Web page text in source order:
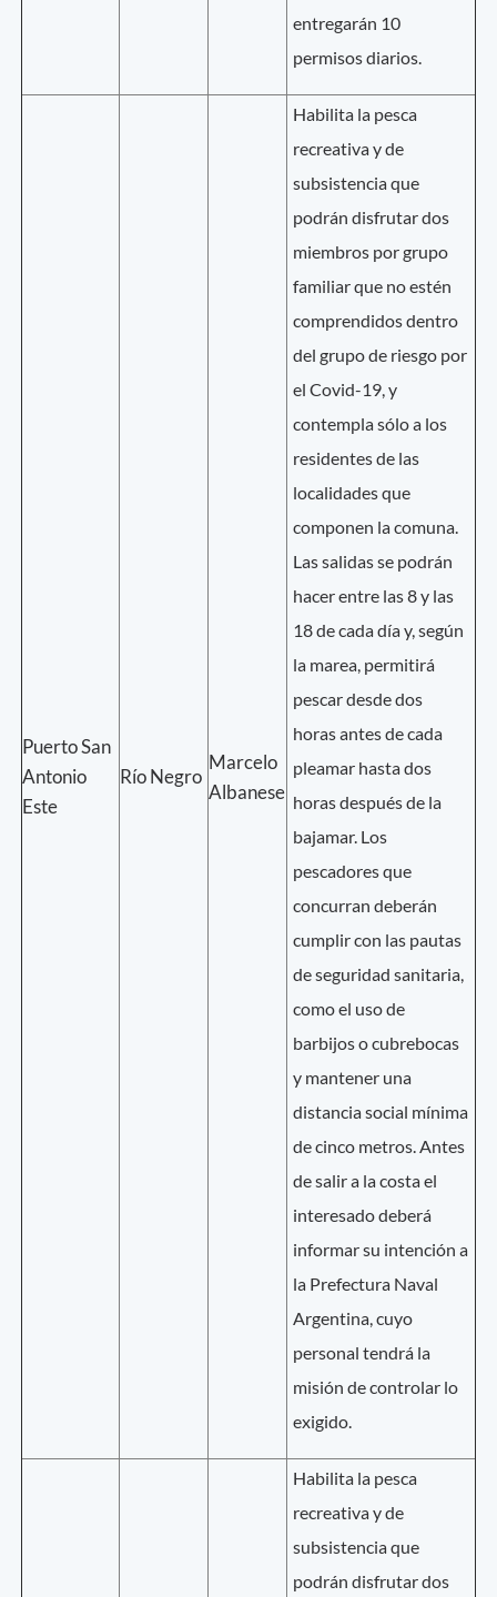
entregarán 10
permisos diarios.
Puerto San
Antonio
Este
Río Negro
Marcelo
Albanese
Habilita la pesca
recreativa y de
subsistencia que
podrán disfrutar dos
miembros por grupo
familiar que no estén
comprendidos dentro
del grupo de riesgo por
el Covid-19, y
contempla sólo a los
residentes de las
localidades que
componen la comuna.
Las salidas se podrán
hacer entre las 8 y las
18 de cada día y, según
la marea, permitirá
pescar desde dos
horas antes de cada
pleamar hasta dos
horas después de la
bajamar. Los
pescadores que
concurran deberán
cumplir con las pautas
de seguridad sanitaria,
como el uso de
barbijos o cubrebocas
y mantener una
distancia social mínima
de cinco metros. Antes
de salir a la costa el
interesado deberá
informar su intención a
la Prefectura Naval
Argentina, cuyo
personal tendrá la
misión de controlar lo
exigido.
Habilita la pesca
recreativa y de
subsistencia que
podrán disfrutar dos